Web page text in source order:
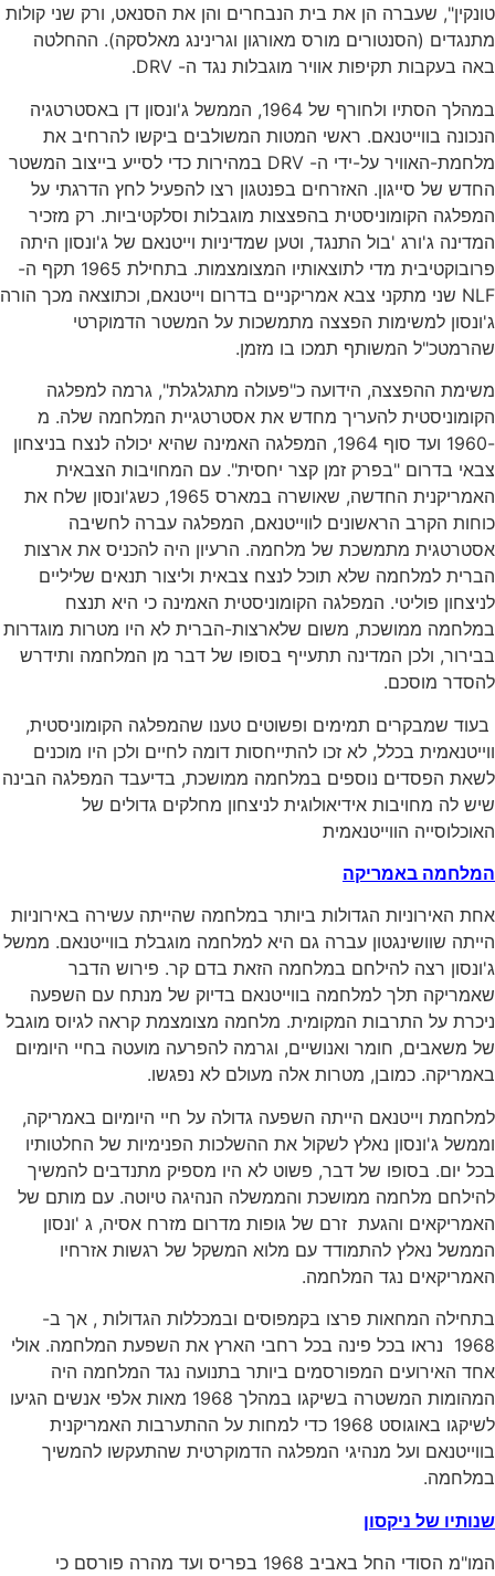
טונקין", שעברה הן את בית הנבחרים והן את הסנאט, ורק שני קולות
מתנגדים (הסנטורים מורס מאורגון וגרינינג מאלסקה). ההחלטה
באה בעקבות תקיפות אוויר מוגבלות נגד ה- DRV.
במהלך הסתיו ולחורף של 1964, הממשל ג'ונסון דן באסטרטגיה
הנכונה בווייטנאם. ראשי המטות המשולבים ביקשו להרחיב את
מלחמת-האוויר על-ידי ה- DRV במהירות כדי לסייע בייצוב המשטר
החדש של סייגון. האזרחים בפנטגון רצו להפעיל לחץ הדרגתי על
המפלגה הקומוניסטית בהפצצות מוגבלות וסלקטיביות. רק מזכיר
המדינה ג'ורג 'בול התנגד, וטען שמדיניות וייטנאם של ג'ונסון היתה
פרובוקטיבית מדי לתוצאותיו המצומצמות. בתחילת 1965 תקף ה-
NLF שני מתקני צבא אמריקניים בדרום וייטנאם, וכתוצאה מכך הורה
ג'ונסון למשימות הפצצה מתמשכות על המשטר הדמוקרטי
שהרמטכ"ל המשותף תמכו בו מזמן.
משימת ההפצצה, הידועה כ"פעולה מתגלגלת", גרמה למפלגה
הקומוניסטית להעריך מחדש את אסטרטגיית המלחמה שלה. מ
-1960 ועד סוף 1964, המפלגה האמינה שהיא יכולה לנצח בניצחון
צבאי בדרום "בפרק זמן קצר יחסית". עם המחויבות הצבאית
האמריקנית החדשה, שאושרה במארס 1965, כשג'ונסון שלח את
כוחות הקרב הראשונים לווייטנאם, המפלגה עברה לחשיבה
אסטרטגית מתמשכת של מלחמה. הרעיון היה להכניס את ארצות
הברית למלחמה שלא תוכל לנצח צבאית וליצור תנאים שליליים
לניצחון פוליטי. המפלגה הקומוניסטית האמינה כי היא תנצח
במלחמה ממושכת, משום שלארצות-הברית לא היו מטרות מוגדרות
בבירור, ולכן המדינה תתעייף בסופו של דבר מן המלחמה ותידרש
להסדר מוסכם.
בעוד שמבקרים תמימים ופשוטים טענו שהמפלגה הקומוניסטית,
ווייטנאמית בכלל, לא זכו להתייחסות דומה לחיים ולכן היו מוכנים
לשאת הפסדים נוספים במלחמה ממושכת, בדיעבד המפלגה הבינה
שיש לה מחויבות אידיאולוגית לניצחון מחלקים גדולים של
האוכלוסייה הווייטנאמית
המלחמה באמריקה
אחת האירוניות הגדולות ביותר במלחמה שהייתה עשירה באירוניות
הייתה שוושינגטון עברה גם היא למלחמה מוגבלת בווייטנאם. ממשל
ג'ונסון רצה להילחם במלחמה הזאת בדם קר. פירוש הדבר
שאמריקה תלך למלחמה בווייטנאם בדיוק של מנתח עם השפעה
ניכרת על התרבות המקומית. מלחמה מצומצמת קראה לגיוס מוגבל
של משאבים, חומר ואנושיים, וגרמה להפרעה מועטה בחיי היומיום
באמריקה. כמובן, מטרות אלה מעולם לא נפגשו.
למלחמת וייטנאם הייתה השפעה גדולה על חיי היומיום באמריקה,
וממשל ג'ונסון נאלץ לשקול את ההשלכות הפנימיות של החלטותיו
בכל יום. בסופו של דבר, פשוט לא היו מספיק מתנדבים להמשיך
להילחם מלחמה ממושכת והממשלה הנהיגה טיוטה. עם מותם של
האמריקאים והגעת זרם של גופות מדרום מזרח אסיה, ג 'ונסון
הממשל נאלץ להתמודד עם מלוא המשקל של רגשות אזרחיו
האמריקאים נגד המלחמה.
בתחילה המחאות פרצו בקמפוסים ובמכללות הגדולות , אך ב-
1968 נראו בכל פינה בכל רחבי הארץ את השפעת המלחמה. אולי
אחד האירועים המפורסמים ביותר בתנועה נגד המלחמה היה
המהומות המשטרה בשיקגו במהלך 1968 מאות אלפי אנשים הגיעו
לשיקגו באוגוסט 1968 כדי למחות על ההתערבות האמריקנית
בווייטנאם ועל מנהיגי המפלגה הדמוקרטית שהתעקשו להמשיך
במלחמה.
שנותיו של ניקסון
המו"מ הסודי החל באביב 1968 בפריס ועד מהרה פורסם כי